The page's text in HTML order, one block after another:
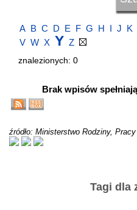
A B C D E F G H I J K
V W X Y Z
znalezionych: 0
Brak wpisów
źródło: Ministerstwo Rodziny,
Tagi dla